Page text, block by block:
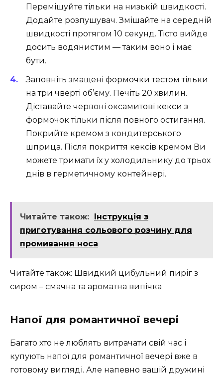
Перемішуйте тільки на низькій швидкості.
Додайте розпушувач. Змішайте на середній
швидкості протягом 10 секунд. Тісто вийде
досить водянистим — таким воно і має
бути.
Заповніть змащені формочки тестом тільки
на три чверті об’єму. Печіть 20 хвилин.
Діставайте червоні оксамитові кекси з
формочок тільки після повного остигання.
Покрийте кремом з кондитерського
шприца. Після покриття кексів кремом Ви
можете тримати їх у холодильнику до трьох
днів в герметичному контейнері.
Читайте також: Інструкція з
приготування сольового розчину для
промивання носа
Читайте також: Швидкий цибульний пиріг з
сиром – смачна та ароматна випічка
Напої для романтичної вечері
Багато хто не люблять витрачати свій час і
купують напої для романтичної вечері вже в
готовому вигляді. Але напевно вашій дружині